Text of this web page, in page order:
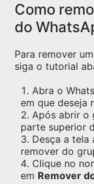
Como
do
Para remover
siga o tutorial
Abra o
em que deseja
Após abrir o
parte superior
Desça a tela
remover do
Clique no
em Remover